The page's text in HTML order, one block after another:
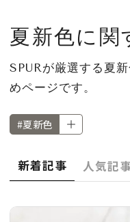
LIFESTYLE
CULTURE
CELEBRITY
COLLECTION
WEDDING
夏新色に関
SPURが厳選する夏
めページです。
#夏新色
新着記事 人気記